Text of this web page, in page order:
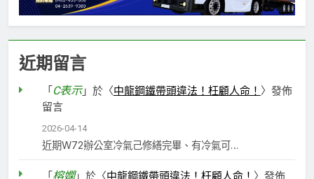
近期留言
「 C表示」於〈中龍鋼鐵帶頭違法！枉顧人命！ 〉發佈
留言
2026-04-14
近期W72辦公室冷氣己修繕完畢、有冷氣可…
「 榕嫻」於〈中龍鋼鐵帶頭違法！枉顧人命！ 〉發佈